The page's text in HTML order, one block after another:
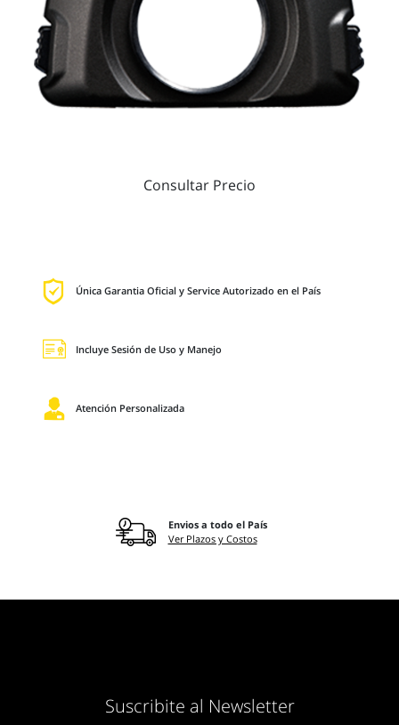
Consultar Precio
Única Garantia Oficial y Service Autorizado en el País
Incluye Sesión de Uso y Manejo
Atención Personalizada
Envios a todo el País
Ver Plazos y Costos
Suscribite al Newsletter